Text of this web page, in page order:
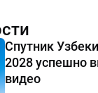
Спутник
2028 успешно
видео